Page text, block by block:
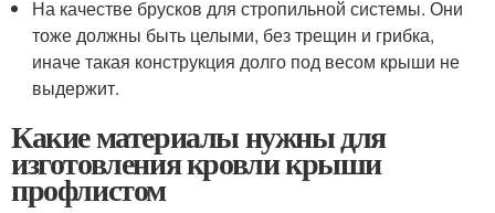
На качестве брусков для стропильной системы. Они
тоже должны быть целыми, без трещин и грибка,
иначе такая конструкция долго под весом крыши не
выдержит.
Какие материалы нужны для
изготовления кровли крыши
профлистом